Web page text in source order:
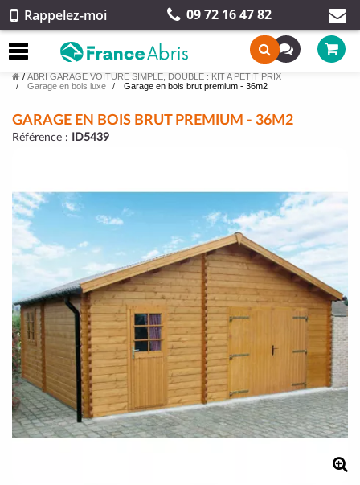
Rappelez-moi 09 72 16 47 82
/ ABRI GARAGE VOITURE SIMPLE, DOUBLE : KIT A PETIT PRIX
Garage en bois luxe
Garage en bois brut premium - 36m2
GARAGE EN BOIS BRUT PREMIUM - 36M2
Référence : ID5439